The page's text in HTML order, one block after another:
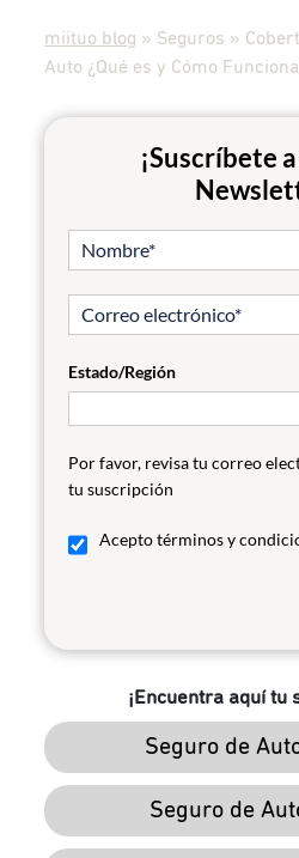
miituo blog » Seguros »
Auto ¿Qué es y Cómo
¡Suscríbete
Estado/Región
Por favor, revisa tu correo
tu suscripción
Acepto términos y
¡Encuentra aquí tu
Seguro de
Seguro de